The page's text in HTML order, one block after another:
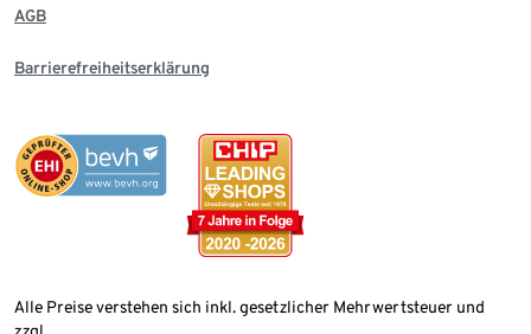
AGB
Barrierefreiheitserklärung
Alle Preise verstehen sich inkl. gesetzlicher Mehrwertsteuer und